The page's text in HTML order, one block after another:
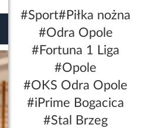
#Sport#Piłka nożna
#Odra Opole
#Fortuna 1 Liga
#Opole
#OKS Odra Opole
#iPrime Bogacica
#Stal Brzeg